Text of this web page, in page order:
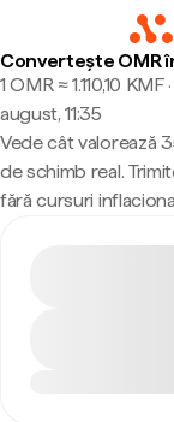
Convertește OMR
1 OMR ≈ 1.110,10
august, 11:35
Vede cât valorează
de schimb real.
fără cursuri